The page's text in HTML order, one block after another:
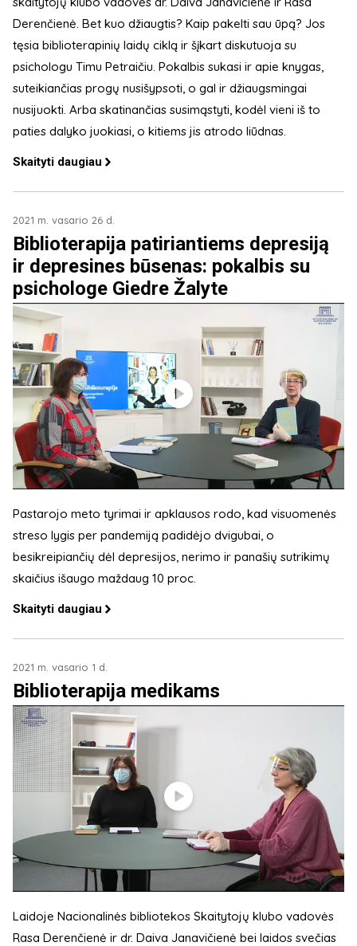
Derenčienė. Bet kuo džiaugtis? Kaip pakelti sau ūpą? Jos
tęsia biblioterapinių laidų ciklą ir šįkart diskutuoja su
psichologu Timu Petraičiu. Pokalbis sukasi ir apie knygas,
suteikiančias progų nusišypsoti, o gal ir džiaugsmingai
nusijuokti. Arba skatinančias susimąstyti, kodėl vieni iš to
paties dalyko juokiasi, o kitiems jis atrodo liūdnas.
Skaityti daugiau
2021 m. vasario 26 d.
Biblioterapija patiriantiems depresiją
ir depresines būsenas: pokalbis su
psichologe Giedre Žalyte
Pastarojo meto tyrimai ir apklausos rodo, kad visuomenės
streso lygis per pandemiją padidėjo dvigubai, o
besikreipiančių dėl depresijos, nerimo ir panašių sutrikimų
skaičius išaugo maždaug 10 proc.
Skaityti daugiau
2021 m. vasario 1 d.
Biblioterapija medikams
Laidoje Nacionalinės bibliotekos Skaitytojų klubo vadovės
Rasa Derenčienė ir dr. Daiva Janavičienė bei laidos svečias